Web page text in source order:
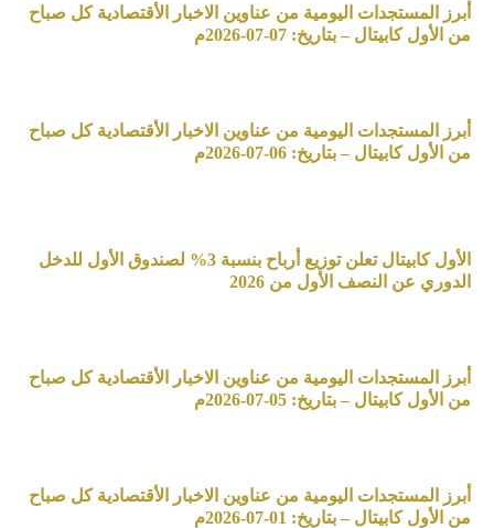
أبرز المستجدات اليومية من عناوين الاخبار الأقتصادية كل صباح
من الأول كابيتال – بتاريخ: 07-07-2026م
أبرز المستجدات اليومية من عناوين الاخبار الأقتصادية كل صباح
من الأول كابيتال – بتاريخ: 06-07-2026م
الأول كابيتال تعلن توزيع أرباح بنسبة 3% لصندوق الأول للدخل
الدوري عن النصف الأول من 2026
أبرز المستجدات اليومية من عناوين الاخبار الأقتصادية كل صباح
من الأول كابيتال – بتاريخ: 05-07-2026م
أبرز المستجدات اليومية من عناوين الاخبار الأقتصادية كل صباح
من الأول كابيتال – بتاريخ: 01-07-2026م